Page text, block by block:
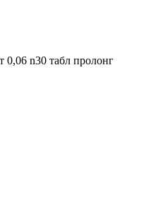
0,06 n30 табл пролонг